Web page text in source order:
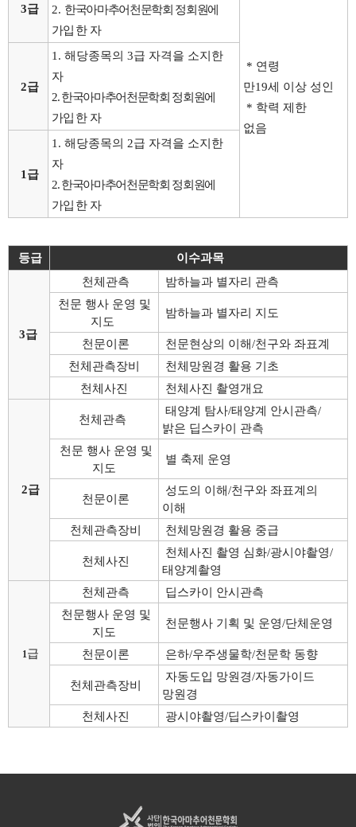
3급
2. 한국아마추어천문학회 정회원에
가입 한 자
* 연령
만19세 이상 성인
* 학력 제한
없음
2급
1. 해당종목의 3급 자격을 소지한
자
2.한국아마추어천문학회 정회원에
가입 한 자
1급
1. 해당종목의 2급 자격을 소지한
자
2.한국아마추어천문학회 정회원에
가입 한 자
등급 이수과목
3급
천체관측
밤하늘과 별자리 관측
천문 행사 운영 및
지도
밤하늘과 별자리 지도
천문이론
천문현상의 이해/천구와 좌표계
천체관측장비
천체망원경 활용 기초
천체사진
천체사진 촬영개요
2급
천체관측
태양계 탐사/태양계 안시관측/
밝은 딥스카이 관측
천문 행사 운영 및
지도
별 축제 운영
천문이론
성도의 이해/천구와 좌표계의
이해
천체관측장비
천체망원경 활용 중급
천체사진
천체사진 촬영 심화/광시야촬영/
태양계촬영
1급
천체관측
딥스카이 안시관측
천문행사 운영 및
지도
천문행사 기획 및 운영/단체운영
천문이론 은하/우주생물학/천문학 동향
천체관측장비
자동도입 망원경/자동가이드
망원경
천체사진
광시야촬영/딥스카이촬영